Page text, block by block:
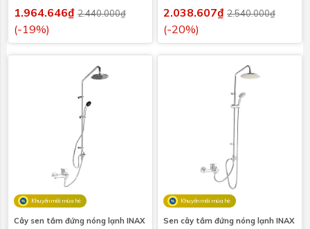
(BFV1113S-7C)
1.964.646₫ 2.440.000₫
(-19%)
(BFV1113S-8C)
2.038.607₫ 2.540.000₫
(-20%)
Khuyến mãi mùa hè
Cây sen tắm đứng nóng lạnh INAX
Khuyến mãi mùa hè
Sen cây tắm đứng nóng lạnh INAX